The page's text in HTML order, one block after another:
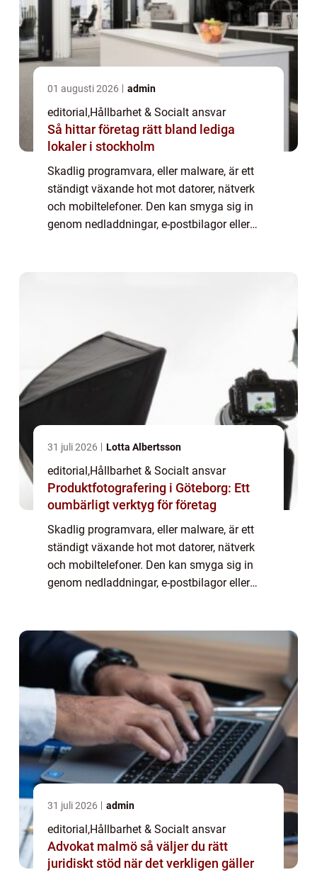
01 augusti 2026 admin
editorial,Hållbarhet & Socialt ansvar
Så hittar företag rätt bland lediga
lokaler i stockholm
Skadlig programvara, eller malware, är ett
ständigt växande hot mot datorer, nätverk
och mobiltelefoner. Den kan smyga sig in
genom nedladdningar, e-postbilagor eller
31 juli 2026 Lotta Albertsson
editorial,Hållbarhet & Socialt ansvar
Produktfotografering i Göteborg: Ett
oumbärligt verktyg för företag
Skadlig programvara, eller malware, är ett
ständigt växande hot mot datorer, nätverk
och mobiltelefoner. Den kan smyga sig in
genom nedladdningar, e-postbilagor eller
31 juli 2026 admin
editorial,Hållbarhet & Socialt ansvar
Advokat malmö så väljer du rätt
juridiskt stöd när det verkligen gäller